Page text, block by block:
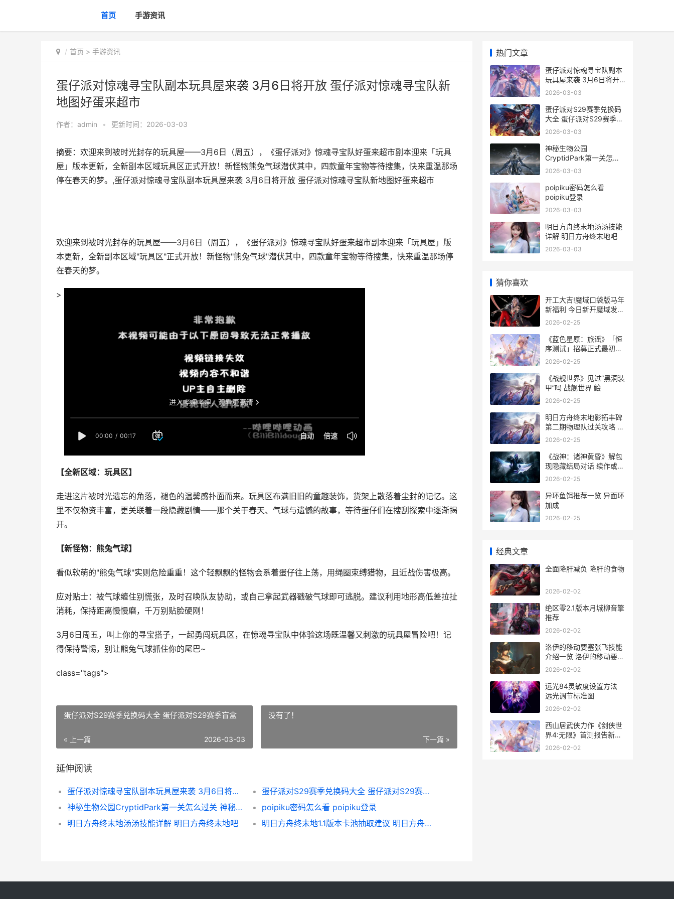
首页 手游资讯
首页 > 手游资讯
蛋仔派对惊魂寻宝队副本玩具屋来袭 3月6日将开放 蛋仔派对惊魂寻宝队新
地图好蛋来超市
作者： admin • 更新时间：2026-03-03
摘要：欢迎来到被时光封存的玩具屋——3月6日（周五），《蛋仔派对》惊魂寻宝队好蛋来超市副本迎来「玩具
屋」版本更新，全新副本区域玩具区正式开放！新怪物熊兔气球潜伏其中，四款童年宝物等待搜集，快来重温那场
停在春天的梦。,蛋仔派对惊魂寻宝队副本玩具屋来袭 3月6日将开放 蛋仔派对惊魂寻宝队新地图好蛋来超市
欢迎来到被时光封存的玩具屋——3月6日（周五），《蛋仔派对》惊魂寻宝队好蛋来超市副本迎来「玩具屋」版
本更新，全新副本区域"玩具区"正式开放！新怪物"熊兔气球"潜伏其中，四款童年宝物等待搜集，快来重温那场停
在春天的梦。
>
【全新区域：玩具区】
走进这片被时光遗忘的角落，褪色的温馨感扑面而来。玩具区布满旧旧的童趣装饰，货架上散落着尘封的记忆。这
里不仅物资丰富，更关联着一段隐藏剧情——那个关于春天、气球与遗憾的故事，等待蛋仔们在搜刮探索中逐渐揭
开。
【新怪物：熊兔气球】
看似软萌的"熊兔气球"实则危险重重！这个轻飘飘的怪物会系着蛋仔往上荡，用绳圈束缚猎物，且近战伤害极高。
应对贴士：被气球缠住别慌张，及时召唤队友协助，或自己拿起武器戳破气球即可逃脱。建议利用地形高低差拉扯
消耗，保持距离慢慢磨，千万别贴脸硬刚！
3月6日周五，叫上你的寻宝搭子，一起勇闯玩具区，在惊魂寻宝队中体验这场既温馨又刺激的玩具屋冒险吧！记
得保持警惕，别让熊兔气球抓住你的尾巴~
class="tags">
蛋仔派对S29赛季兑换码大全 蛋仔派对S29赛季盲盒
« 上一篇 2026-03-03
没有了！
下一篇 »
延伸阅读
蛋仔派对惊魂寻宝队副本玩具屋来袭 3月6日将开放 蛋仔派对惊魂寻宝队新地图好蛋来超市
蛋仔派对S29赛季兑换码大全 蛋仔派对S29赛季盲盒
神秘生物公园CryptidPark第一关怎么过关 神秘生物公园安卓版下载最新版本更新内容
poipiku密码怎么看 poipiku登录
明日方舟终末地汤汤技能详解 明日方舟终末地吧
明日方舟终末地1.1版本卡池抽取建议 明日方舟终末地什么时候上线
热门文章
蛋仔派对惊魂寻宝队副本
玩具屋来袭 3月6日将开
放 蛋仔派对惊魂寻宝队新
2026-03-03
蛋仔派对S29赛季兑换码
大全 蛋仔派对S29赛季盲
盒
2026-03-03
神秘生物公园
CryptidPark第一关怎么
过关 神秘生物公园安卓版
2026-03-03
poipiku密码怎么看
poipiku登录
2026-03-03
明日方舟终末地汤汤技能
详解 明日方舟终末地吧
2026-03-03
猜你喜欢
开工大吉!魔域口袋版马年
新福利 今日新开魔域发布
网手机版
2026-02-25
《蓝色星原：旅谣》「恒
序测试」招募正式最初
《蓝色星原:旅谣》
2026-02-25
《战舰世界》见过“黑洞装
甲”吗 战舰世界 鲙
2026-02-25
明日方舟终末地影拓丰碑
第二期物理队过关攻略 明
日方舟终末地wiki
2026-02-25
《战神：诸神黄昏》解包
现隐藏结局对话 续作或与
雅典娜有关 《战神:诸神
2026-02-25
异环鱼饵推荐一览 异面环
加成
2026-02-25
经典文章
全面降肝减负 降肝的食物
2026-02-02
绝区零2.1版本月城柳音擎
推荐
2026-02-02
洛伊的移动要塞张飞技能
介绍一览 洛伊的移动要塞
最强阵容
2026-02-02
远光84灵敏度设置方法
远光调节标准图
2026-02-02
西山居武侠力作《剑侠世
界4:无限》首测报告新鲜
出炉 西山居出的游戏
2026-02-02